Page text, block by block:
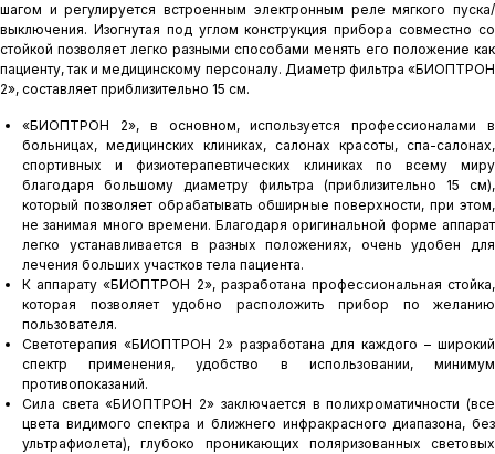
шагом и регулируется встроенным электронным реле мягкого пуска/
выключения. Изогнутая под углом конструкция прибора совместно со
стойкой позволяет легко разными способами менять его положение как
пациенту, так и медицинскому персоналу. Диаметр фильтра «БИОПТРОН
2», составляет приблизительно 15 см.
«БИОПТРОН 2», в основном, используется профессионалами в
больницах, медицинских клиниках, салонах красоты, спа-салонах,
спортивных и физиотерапевтических клиниках по всему миру
благодаря большому диаметру фильтра (приблизительно 15 см),
который позволяет обрабатывать обширные поверхности, при этом,
не занимая много времени. Благодаря оригинальной форме аппарат
легко устанавливается в разных положениях, очень удобен для
лечения больших участков тела пациента.
К аппарату «БИОПТРОН 2», разработана профессиональная стойка,
которая позволяет удобно расположить прибор по желанию
пользователя.
Светотерапия «БИОПТРОН 2» разработана для каждого – широкий
спектр применения, удобство в использовании, минимум
противопоказаний.
Сила света «БИОПТРОН 2» заключается в полихроматичности (все
цвета видимого спектра и ближнего инфракрасного диапазона, без
ультрафиолета), глубоко проникающих поляризованных световых